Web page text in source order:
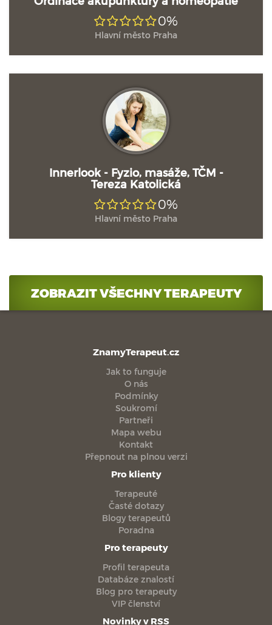
0%
Hlavní město Praha
Innerlook - Fyzio, masáže, TČM -
Tereza Katolická
0%
Hlavní město Praha
ZOBRAZIT VŠECHNY TERAPEUTY
ZnamyTerapeut.cz
Jak to funguje
O nás
Podmínky
Soukromí
Partneři
Mapa webu
Kontakt
Přepnout na plnou verzi
Pro klienty
Terapeuté
Časté dotazy
Blogy terapeutů
Poradna
Pro terapeuty
Profil terapeuta
Databáze znalostí
Blog pro terapeuty
VIP členství
Novinky v RSS